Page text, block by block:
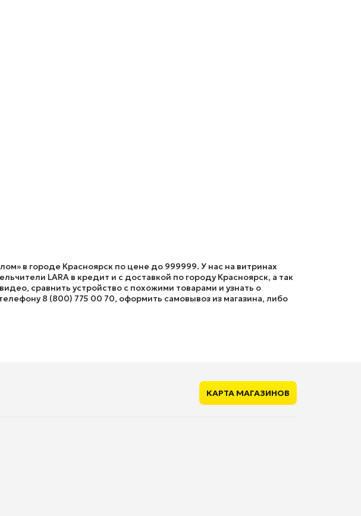
в городе Красноярск по цене до 999999. У нас на витринах
LARA в кредит и с доставкой по городу Красноярск, а так
сравнить устройство с похожими товарами и узнать о
8 (800) 775 00 70, оформить самовывоз из магазина, либо
КАРТА МАГАЗИНОВ